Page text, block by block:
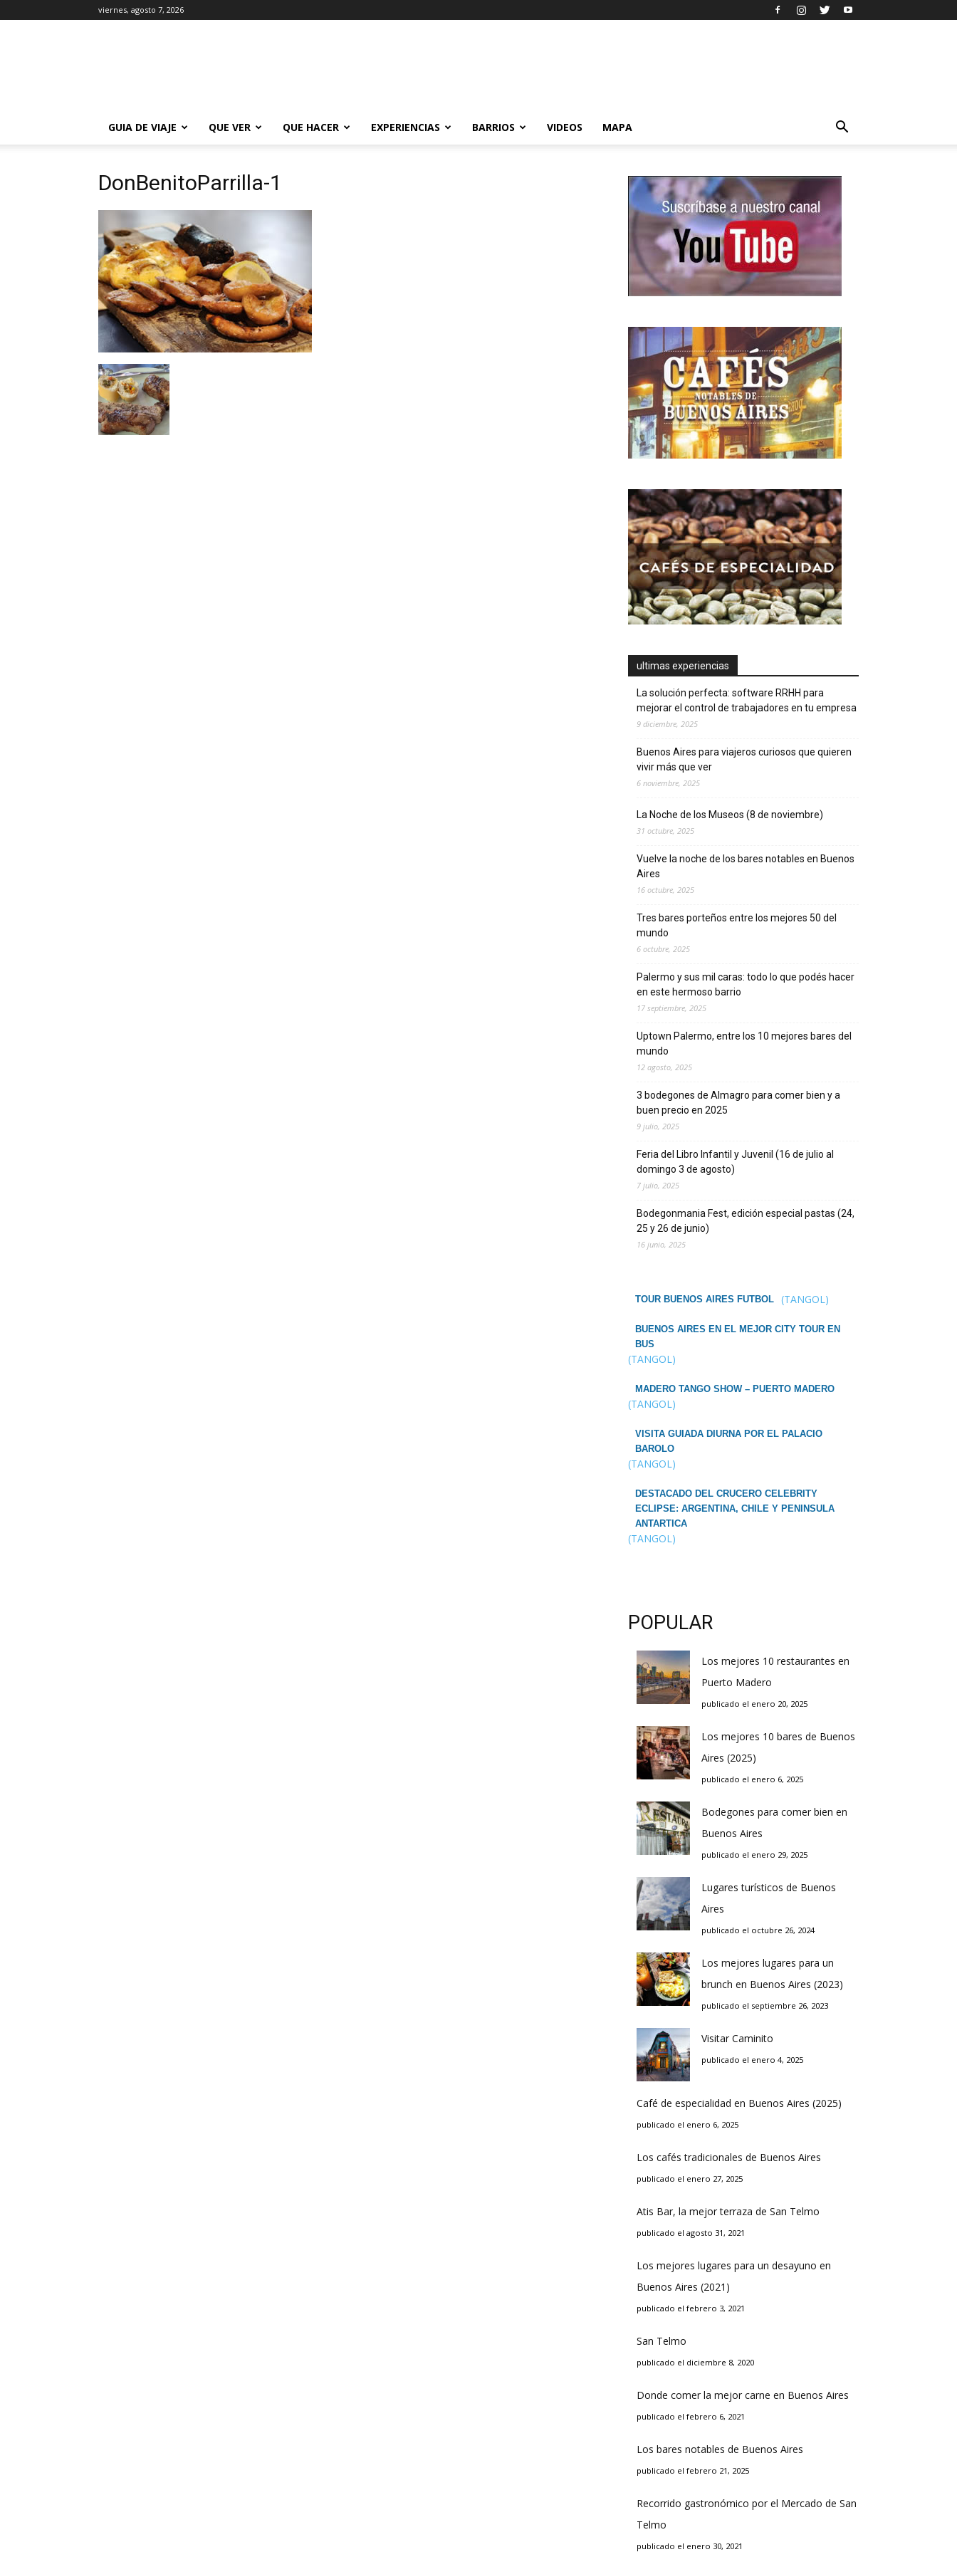
viernes, agosto 7, 2026
GUIA DE VIAJE
QUE VER QUE HACER EXPERIENCIAS BARRIOS VIDEOS MAPA
DonBenitoParrilla-1
ultimas experiencias
La solución perfecta: software RRHH para
mejorar el control de trabajadores en tu empresa
9 diciembre, 2025
Buenos Aires para viajeros curiosos que quieren
vivir más que ver
6 noviembre, 2025
La Noche de los Museos (8 de noviembre)
31 octubre, 2025
Vuelve la noche de los bares notables en Buenos
Aires
16 octubre, 2025
Tres bares porteños entre los mejores 50 del
mundo
6 octubre, 2025
Palermo y sus mil caras: todo lo que podés hacer
en este hermoso barrio
17 septiembre, 2025
Uptown Palermo, entre los 10 mejores bares del
mundo
12 agosto, 2025
3 bodegones de Almagro para comer bien y a
buen precio en 2025
9 julio, 2025
Feria del Libro Infantil y Juvenil (16 de julio al
domingo 3 de agosto)
7 julio, 2025
Bodegonmania Fest, edición especial pastas (24,
25 y 26 de junio)
16 junio, 2025
TOUR BUENOS AIRES FUTBOL (TANGOL)
BUENOS AIRES EN EL MEJOR CITY TOUR EN
BUS
(TANGOL)
MADERO TANGO SHOW – PUERTO MADERO
(TANGOL)
VISITA GUIADA DIURNA POR EL PALACIO
BAROLO
(TANGOL)
DESTACADO DEL CRUCERO CELEBRITY
ECLIPSE: ARGENTINA, CHILE Y PENINSULA
ANTARTICA
(TANGOL)
POPULAR
Los mejores 10 restaurantes en
Puerto Madero
publicado el enero 20, 2025
Los mejores 10 bares de Buenos
Aires (2025)
publicado el enero 6, 2025
Bodegones para comer bien en
Buenos Aires
publicado el enero 29, 2025
Lugares turísticos de Buenos
Aires
publicado el octubre 26, 2024
Los mejores lugares para un
brunch en Buenos Aires (2023)
publicado el septiembre 26, 2023
Visitar Caminito
publicado el enero 4, 2025
Café de especialidad en Buenos Aires (2025)
publicado el enero 6, 2025
Los cafés tradicionales de Buenos Aires
publicado el enero 27, 2025
Atis Bar, la mejor terraza de San Telmo
publicado el agosto 31, 2021
Los mejores lugares para un desayuno en
Buenos Aires (2021)
publicado el febrero 3, 2021
San Telmo
publicado el diciembre 8, 2020
Donde comer la mejor carne en Buenos Aires
publicado el febrero 6, 2021
Los bares notables de Buenos Aires
publicado el febrero 21, 2025
Recorrido gastronómico por el Mercado de San
Telmo
publicado el enero 30, 2021